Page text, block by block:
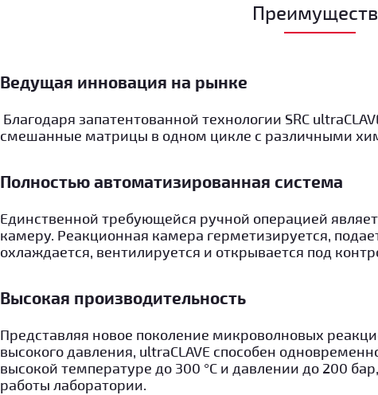
Ведущая инновация на рынке
Благодаря запатентованной технологии SRC
смешанные матрицы в одном цикле с различными
Полностью автоматизированная система
Единственной требующейся ручной операцией
камеру. Реакционная камера герметизируется,
охлаждается, вентилируется и открывается под
Высокая производительность
Представляя новое поколение микроволновых
высокого давления, ultraCLAVE способен
высокой температуре до 300 °C и давлении до 200
работы лаборатории.